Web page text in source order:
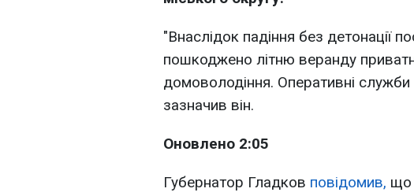
"Внаслідок падіння без детонації
пошкоджено літню веранду
домоволодіння. Оперативні служби
зазначив він.
Оновлено 2:05
Губернатор Гладков повідомив, що